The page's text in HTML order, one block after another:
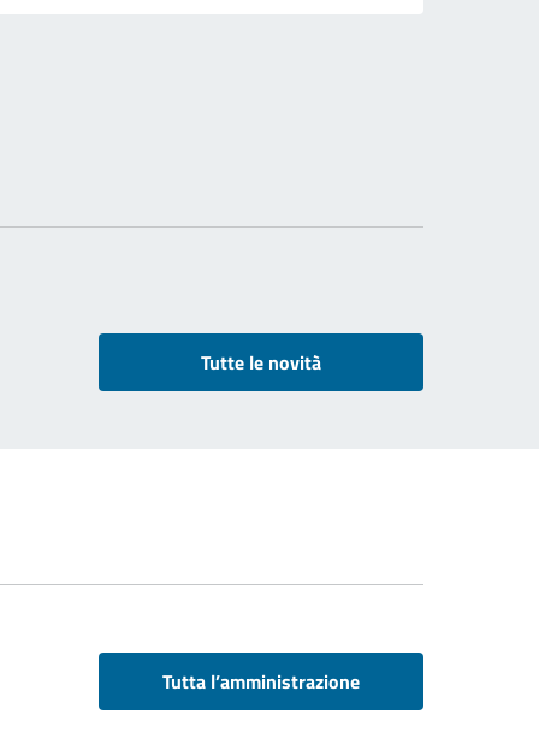
Tutte le novità
Tutta l’amministrazione